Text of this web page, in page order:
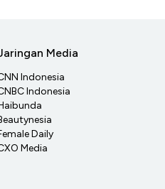
Media
Indonesia
Indonesia
Daily
Media